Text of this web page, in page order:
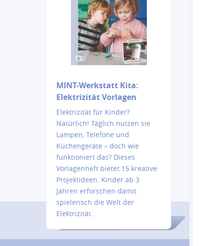
MINT-Werkstatt Kita:
Elektrizität Vorlagen
Elektrizität für Kinder?
Natürlich! Täglich nutzen sie
Lampen, Telefone und
Küchengeräte – doch wie
funktioniert das? Dieses
Vorlagenheft bietet 15 kreative
Projektideen. Kinder ab 3
Jahren erforschen damit
spielerisch die Welt der
Elektrizität.